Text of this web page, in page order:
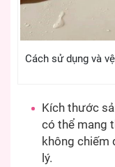
Cách sử dụng và
Kích thước
có thể mang
không chiếm
lý.